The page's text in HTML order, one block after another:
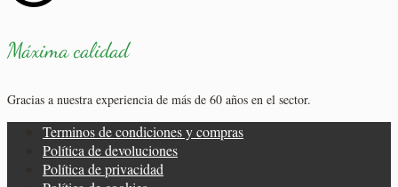
Máxima calidad
Gracias a nuestra experiencia de más de 60 años en el sector.
Terminos de condiciones y compras
Política de devoluciones
Política de privacidad